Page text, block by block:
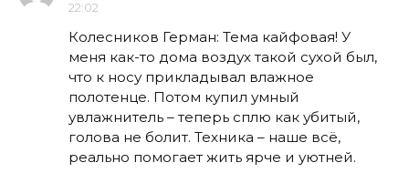
22:02
Колесников Герман: Тема кайфовая! У
меня как-то дома воздух такой сухой был,
что к носу прикладывал влажное
полотенце. Потом купил умный
увлажнитель – теперь сплю как убитый,
голова не болит. Техника – наше всё,
реально помогает жить ярче и уютней.